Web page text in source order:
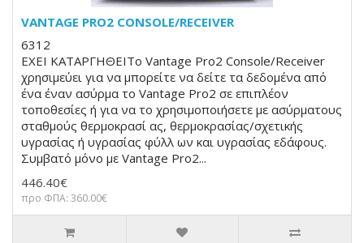
VANTAGE PRO2 CONSOLE/RECEIVER
6312
ΕΧΕΙ ΚΑΤΑΡΓΗΘΕΙΤο Vantage Pro2 Console/Receiver
χρησιμεύει για να μπορείτε να δείτε τα δεδομένα από
ένα έναν ασύρμα το Vantage Pro2 σε επιπλέον
τοποθεσίες ή για να το χρησιμοποιήσετε με ασύρματους
σταθμούς θερμοκρασί ας, θερμοκρασίας/σχετικής
υγρασίας ή υγρασίας φύλλ ων και υγρασίας εδάφους.
Συμβατό μόνο με Vantage Pro2...
446.40€
προ ΦΠΑ: 360.00€